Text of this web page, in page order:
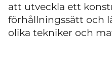
att utveckla ett
förhållningssätt och
olika tekniker och